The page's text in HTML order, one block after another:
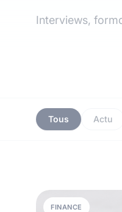
Interviews,
Tous Actu
FINANCE